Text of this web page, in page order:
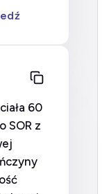
60
SOR z